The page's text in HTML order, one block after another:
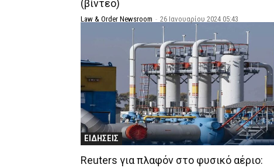
(βίντεο)
Law & Order Newsroom - 26 Ιανουαρίου 2024 05:43
ΕΙΔΗΣΕΙΣ
Reuters για πλαφόν στο φυσικό αέριο: